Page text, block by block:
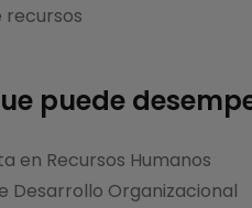
recursos
puede
en Recursos Humanos
Desarrollo Organizacional